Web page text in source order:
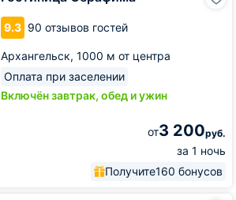
9.3 90 отзывов гостей
Архангельск, 1000 м от центра
Оплата при заселении
Включён завтрак, обед и ужин
от3 200руб.
за 1 ночь
Получите160 бонусов